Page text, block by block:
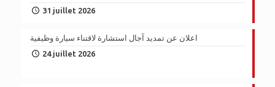
31 juillet 2026
اعلان عن تمديد آجال استشارة لاقتناء سيارة وظيفية
24 juillet 2026